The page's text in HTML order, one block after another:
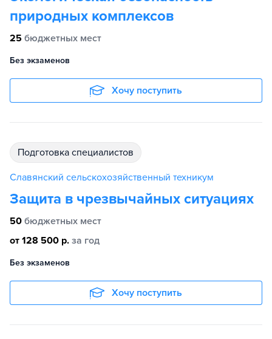
природных комплексов
25 бюджетных мест
Без экзаменов
Хочу поступить
подготовка специалистов
Славянский сельскохозяйственный техникум
Защита в чрезвычайных ситуациях
50 бюджетных мест
от 128 500 р. за год
Без экзаменов
Хочу поступить